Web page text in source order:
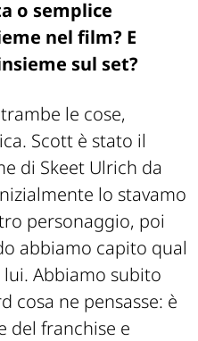
o semplice
nel film? E
sul set?
le cose,
Scott è stato il
di Skeet Ulrich da
lo stavamo
personaggio, poi
abbiamo capito qual
Abbiamo subito
cosa ne pensasse: è
del franchise e